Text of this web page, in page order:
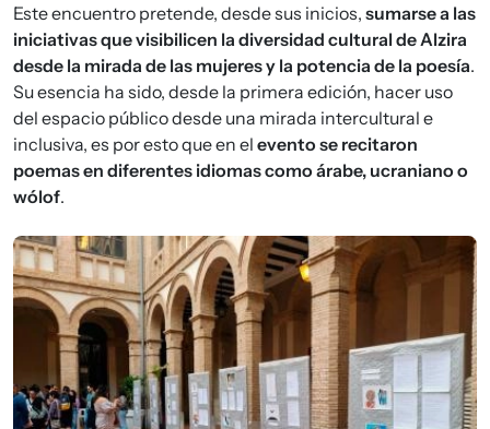
Este encuentro pretende, desde sus inicios, sumarse a las
iniciativas que visibilicen la diversidad cultural de Alzira
desde la mirada de las mujeres y la potencia de la poesía.
Su esencia ha sido, desde la primera edición, hacer uso
del espacio público desde una mirada intercultural e
inclusiva, es por esto que en el evento se recitaron
poemas en diferentes idiomas como árabe, ucraniano o
wólof.
Imagen